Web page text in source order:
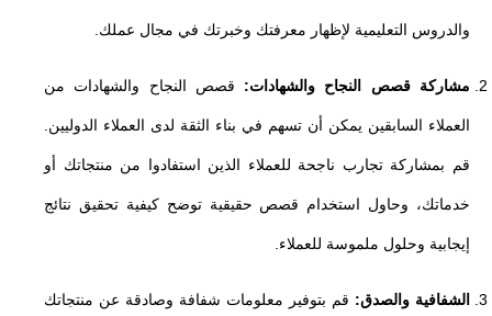
والدروس التعليمية لإظهار معرفتك وخبرتك في مجال عملك.
مشاركة قصص النجاح والشهادات: قصص النجاح والشهادات من
العملاء السابقين يمكن أن تسهم في بناء الثقة لدى العملاء الدوليين.
قم بمشاركة تجارب ناجحة للعملاء الذين استفادوا من منتجاتك أو
خدماتك، وحاول استخدام قصص حقيقية توضح كيفية تحقيق نتائج
إيجابية وحلول ملموسة للعملاء.
الشفافية والصدق: قم بتوفير معلومات شفافة وصادقة عن منتجاتك